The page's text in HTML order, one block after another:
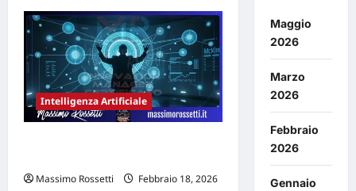
su
DOMINARE
L’INNOVAZIONE
NELL’ERA
DELLA
FRAMMENTAZIONE
DIGITALE
Intelligenza Artificiale
Massimo Rossetti
Febbraio 18, 2026
Maggio
2026
Marzo
2026
Febbraio
2026
Gennaio